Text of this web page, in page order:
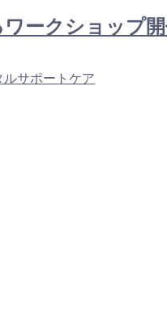
ワークショップ
サポートケア